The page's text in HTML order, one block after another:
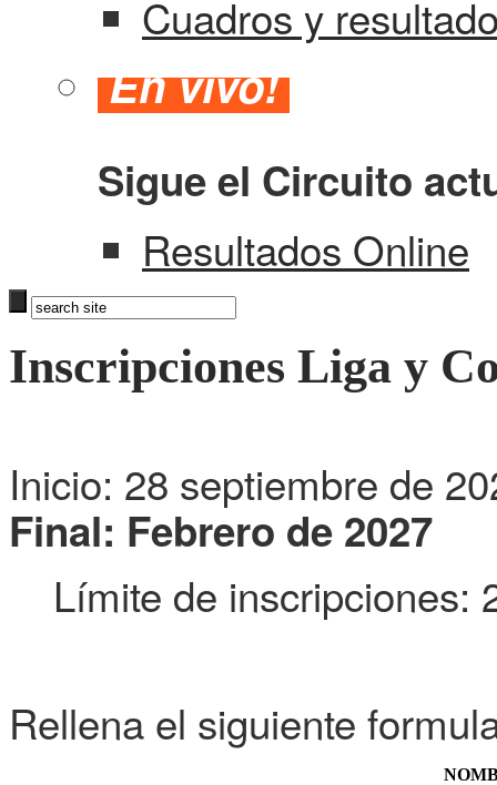
Cuadros y
En vivo!
Sigue el Circuito
Resultados Online
Inscripciones Liga y
Inicio: 28 septiembre de
Final: Febrero de 2027
Límite de inscripciones:
Rellena el siguiente